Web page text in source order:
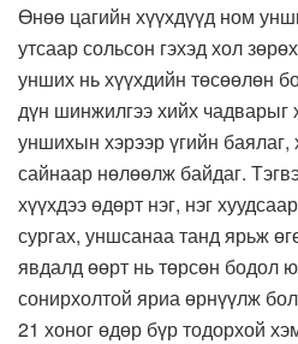
Өнөө цагийн хүүхдүүд ном
утсаар сольсон гэхэд хол
унших нь хүүхдийн төсөөлөн
дүн шинжилгээ хийх чадварыг
уншихын хэрээр үгийн
сайнаар нөлөөлж байдаг.
хүүхдээ өдөрт нэг, нэг
сургах, уншсанаа танд ярьж
явдалд өөрт нь төрсөн бодол
сонирхолтой яриа өрнүүлж
21 хоног өдөр бүр тодорхой